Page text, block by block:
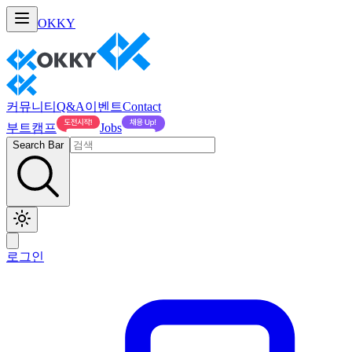
OKKY
커뮤니티 Q&A이벤트Contact
부트캠프
Jobs
Search Bar
로그인